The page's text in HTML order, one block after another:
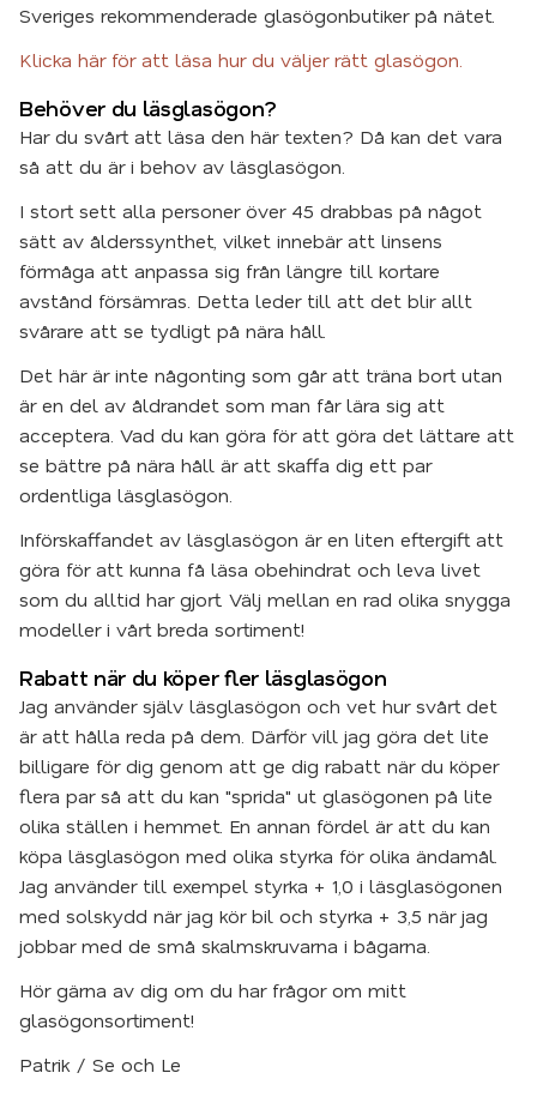
Sveriges rekommenderade glasögonbutiker på nätet.
Klicka här för att läsa hur du väljer rätt glasögon.
Behöver du läsglasögon?
Har du svårt att läsa den här texten? Då kan det vara
så att du är i behov av läsglasögon.
I stort sett alla personer över 45 drabbas på något
sätt av ålderssynthet, vilket innebär att linsens
förmåga att anpassa sig från längre till kortare
avstånd försämras. Detta leder till att det blir allt
svårare att se tydligt på nära håll.
Det här är inte någonting som går att träna bort utan
är en del av åldrandet som man får lära sig att
acceptera. Vad du kan göra för att göra det lättare att
se bättre på nära håll är att skaffa dig ett par
ordentliga läsglasögon.
Införskaffandet av läsglasögon är en liten eftergift att
göra för att kunna få läsa obehindrat och leva livet
som du alltid har gjort. Välj mellan en rad olika snygga
modeller i vårt breda sortiment!
Rabatt när du köper fler läsglasögon
Jag använder själv läsglasögon och vet hur svårt det
är att hålla reda på dem. Därför vill jag göra det lite
billigare för dig genom att ge dig rabatt när du köper
flera par så att du kan "sprida" ut glasögonen på lite
olika ställen i hemmet. En annan fördel är att du kan
köpa läsglasögon med olika styrka för olika ändamål.
Jag använder till exempel styrka + 1,0 i läsglasögonen
med solskydd när jag kör bil och styrka + 3,5 när jag
jobbar med de små skalmskruvarna i bågarna.
Hör gärna av dig om du har frågor om mitt
glasögonsortiment!
Patrik / Se och Le